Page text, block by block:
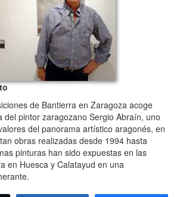
de Bantierra en Zaragoza acoge
del pintor zaragozano Sergio Abraín, uno
del panorama artístico aragonés, en
obras realizadas desde 1994 hasta
pinturas han sido expuestas en las
en Huesca y Calatayud en una